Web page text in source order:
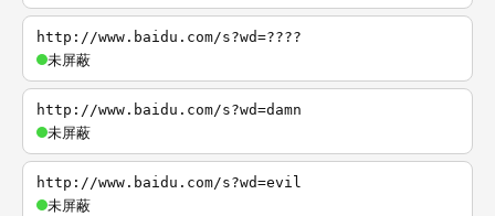
http://www.baidu.com/s?wd=????
未屏蔽
http://www.baidu.com/s?wd=damn
未屏蔽
http://www.baidu.com/s?wd=evil
未屏蔽